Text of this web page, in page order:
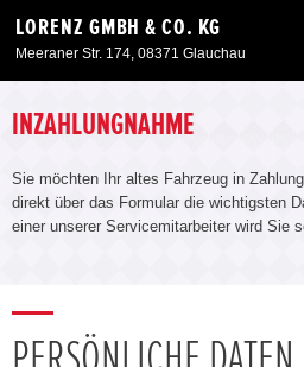
LORENZ GMBH & CO. KG
Meeraner Str. 174, 08371 Glauchau
Neuwagen
Gebrauchtwagen
Service & Zubehör
INZAHLUNGNAHME
Sie möchten Ihr altes Fahrzeug in
direkt über das Formular die wichtigsten
einer unserer Servicemitarbeiter wird Sie